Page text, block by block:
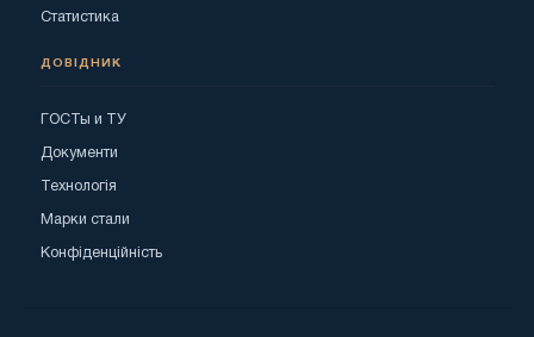
Статистика
ДОВІДНИК
ГОСТы и ТУ
Документи
Технологія
Марки стали
Конфіденційність